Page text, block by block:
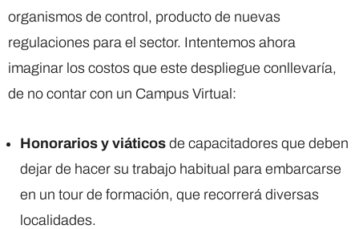
organismos de control, producto de nuevas
regulaciones para el sector. Intentemos ahora
imaginar los costos que este despliegue conllevaría,
de no contar con un Campus Virtual:
Honorarios y viáticos de capacitadores que deben
dejar de hacer su trabajo habitual para embarcarse
en un tour de formación, que recorrerá diversas
localidades.